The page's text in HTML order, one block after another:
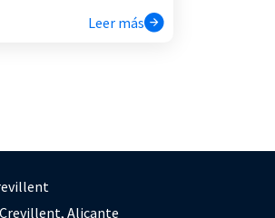
Leer más
Alicante